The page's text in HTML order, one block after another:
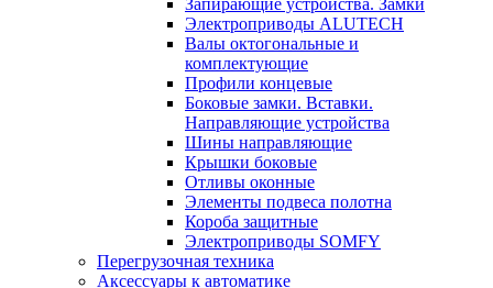
Запирающие устройства. Замки
Электроприводы ALUTECH
Валы октогональные и
комплектующие
Профили концевые
Боковые замки. Вставки.
Направляющие устройства
Шины направляющие
Крышки боковые
Отливы оконные
Элементы подвеса полотна
Короба защитные
Электроприводы SOMFY
Перегрузочная техника
Аксессуары к автоматике